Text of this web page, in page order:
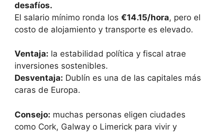
desafíos.
El salario mínimo ronda los €14.15/hora, pero el
costo de alojamiento y transporte es elevado.
Ventaja: la estabilidad política y fiscal atrae
inversiones sostenibles.
Desventaja: Dublín es una de las capitales más
caras de Europa.
Consejo: muchas personas eligen ciudades
como Cork, Galway o Limerick para vivir y